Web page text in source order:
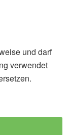
war mit
assoziiert,
und darf
verwendet